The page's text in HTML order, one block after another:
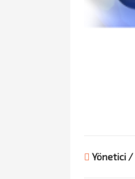
Yönetici /